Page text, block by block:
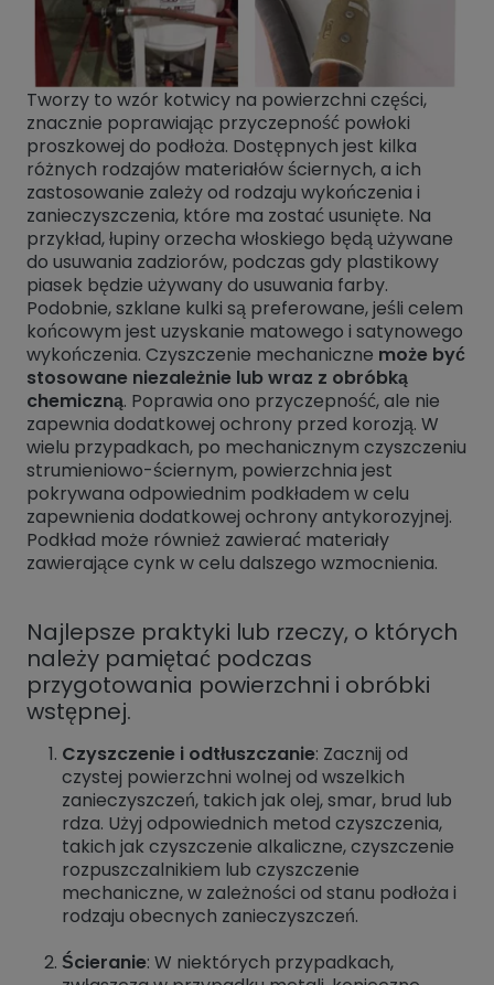
Tworzy to wzór kotwicy na powierzchni części,
znacznie poprawiając przyczepność powłoki
proszkowej do podłoża. Dostępnych jest kilka
różnych rodzajów materiałów ściernych, a ich
zastosowanie zależy od rodzaju wykończenia i
zanieczyszczenia, które ma zostać usunięte. Na
przykład, łupiny orzecha włoskiego będą używane
do usuwania zadziorów, podczas gdy plastikowy
piasek będzie używany do usuwania farby.
Podobnie, szklane kulki są preferowane, jeśli celem
końcowym jest uzyskanie matowego i satynowego
wykończenia. Czyszczenie mechaniczne może być
stosowane niezależnie lub wraz z obróbką
chemiczną. Poprawia ono przyczepność, ale nie
zapewnia dodatkowej ochrony przed korozją. W
wielu przypadkach, po mechanicznym czyszczeniu
strumieniowo-ściernym, powierzchnia jest
pokrywana odpowiednim podkładem w celu
zapewnienia dodatkowej ochrony antykorozyjnej.
Podkład może również zawierać materiały
zawierające cynk w celu dalszego wzmocnienia.
Najlepsze praktyki lub rzeczy, o których
należy pamiętać podczas
przygotowania powierzchni i obróbki
wstępnej.
Czyszczenie i odtłuszczanie: Zacznij od
czystej powierzchni wolnej od wszelkich
zanieczyszczeń, takich jak olej, smar, brud lub
rdza. Użyj odpowiednich metod czyszczenia,
takich jak czyszczenie alkaliczne, czyszczenie
rozpuszczalnikiem lub czyszczenie
mechaniczne, w zależności od stanu podłoża i
rodzaju obecnych zanieczyszczeń.
Ścieranie: W niektórych przypadkach,